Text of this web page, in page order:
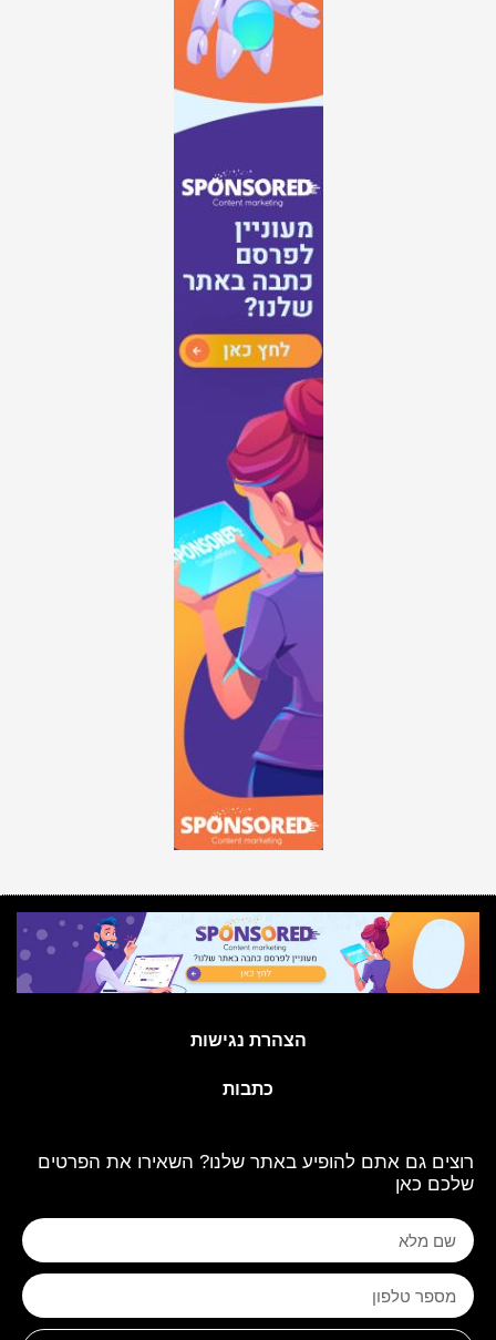
הצהרת נגישות
כתבות
רוצים גם אתם להופיע באתר שלנו? השאירו את הפרטים
שלכם כאן